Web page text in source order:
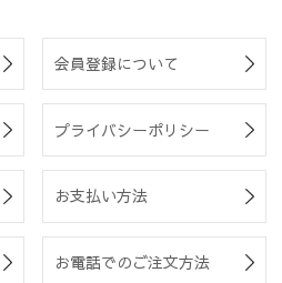
会員登録について
プライバシーポリシー
お支払い方法
お電話でのご注文方法